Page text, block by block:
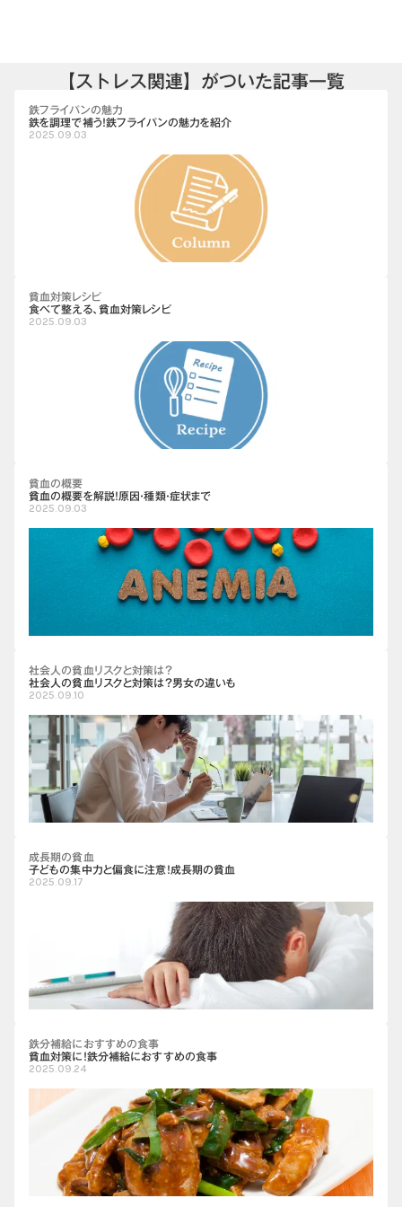
【ストレス関連】がついた記事一覧
鉄フライパンの魅力
鉄を調理で補う！鉄フライパンの魅力を紹介
2025.09.03
貧血対策レシピ
食べて整える、貧血対策レシピ
2025.09.03
貧血の概要
貧血の概要を解説！原因・種類・症状まで
2025.09.03
社会人の貧血リスクと対策は？
社会人の貧血リスクと対策は？男女の違いも
2025.09.10
成長期の貧血
子どもの集中力と偏食に注意！成長期の貧血
2025.09.17
鉄分補給におすすめの食事
貧血対策に！鉄分補給におすすめの食事
2025.09.24